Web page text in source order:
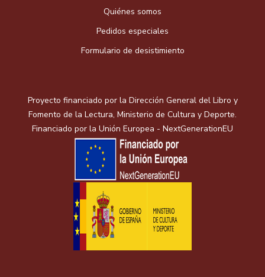
Quiénes somos
Pedidos especiales
Formulario de desistimiento
Proyecto financiado por la Dirección General del Libro y
Fomento de la Lectura, Ministerio de Cultura y Deporte.
Financiado por la Unión Europea - NextGenerationEU